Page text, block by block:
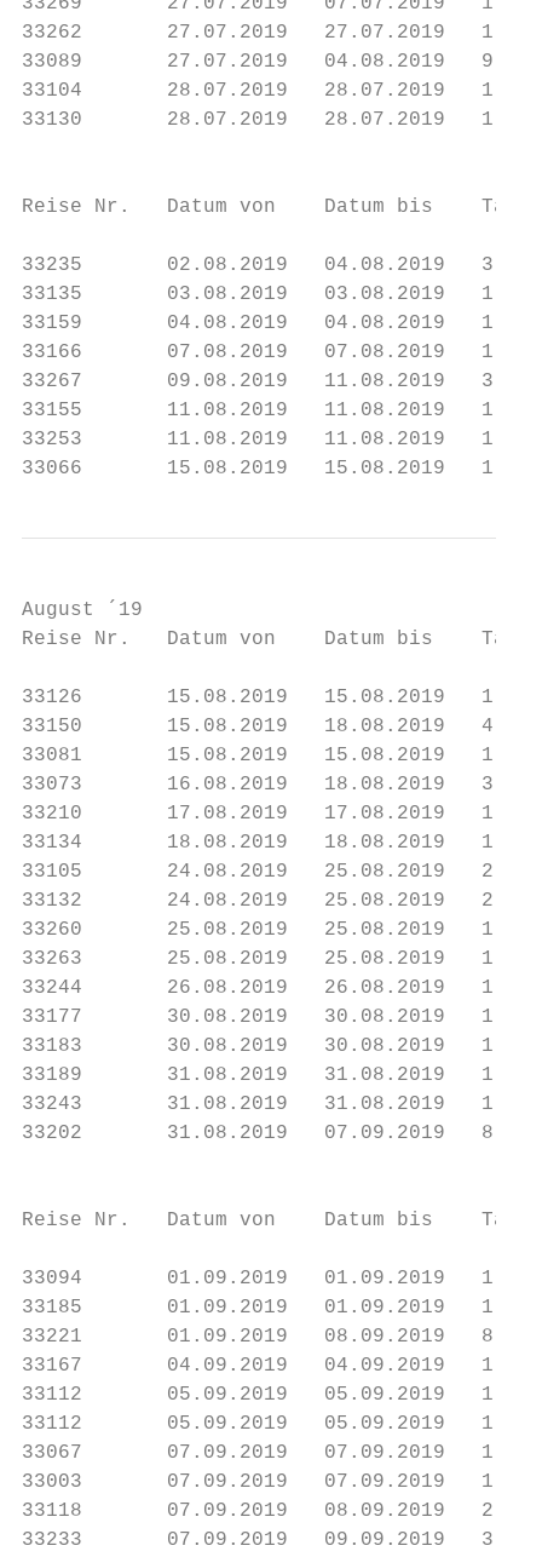
33262       27.07.2019   27.07.2019
33089       27.07.2019   04.08.2019
33104       28.07.2019   28.07.2019
33130       28.07.2019   28.07.2019
Reise Nr.   Datum von    Datum bis
33235       02.08.2019   04.08.2019   3
33135       03.08.2019   03.08.2019   1
33159       04.08.2019   04.08.2019   1
33166       07.08.2019   07.08.2019
33267       09.08.2019   11.08.2019   3
33155       11.08.2019   11.08.2019
33253       11.08.2019   11.08.2019
33066       15.08.2019   15.08.2019
August ´19
Reise Nr.   Datum von    Datum bis
33126       15.08.2019   15.08.2019   1
33150       15.08.2019   18.08.2019   4
33081       15.08.2019   15.08.2019   1
33073       16.08.2019   18.08.2019
33210       17.08.2019   17.08.2019   1
33134       18.08.2019   18.08.2019   1
33105       24.08.2019   25.08.2019
33132       24.08.2019   25.08.2019   2
33260       25.08.2019   25.08.2019   1
33263       25.08.2019   25.08.2019   1
33244       26.08.2019   26.08.2019   1
33177       30.08.2019   30.08.2019   1
33183       30.08.2019   30.08.2019
33189       31.08.2019   31.08.2019   1
33243       31.08.2019   31.08.2019
33202       31.08.2019   07.09.2019
Reise Nr.   Datum von    Datum bis
33094       01.09.2019   01.09.2019   1
33185       01.09.2019   01.09.2019
33221       01.09.2019   08.09.2019
33167       04.09.2019   04.09.2019   1
33112       05.09.2019   05.09.2019   1
33112       05.09.2019   05.09.2019   1
33067       07.09.2019   07.09.2019
33003       07.09.2019   07.09.2019
33118       07.09.2019   08.09.2019
33233       07.09.2019   09.09.2019   3